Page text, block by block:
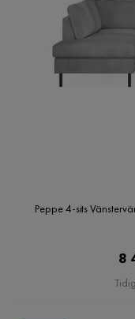
Peppe 4-sits
8